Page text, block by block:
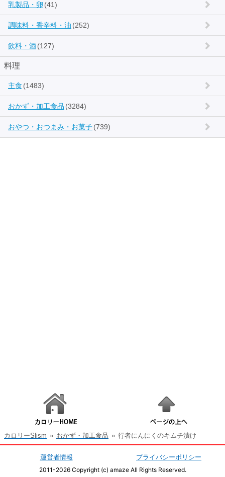
乳製品・卵 (41)
調味料・香辛料・油 (252)
飲料・酒(127)
料理
主食 (1483)
おかず・加工食品 (3284)
おやつ・おつまみ・お菓子(739)
カロリーSlism » おかず・加工食品 » 行者にんにくのキムチ漬け
運営者情報 プライバシーポリシー
2011-2026 Copyright (c) amaze All Rights Reserved.